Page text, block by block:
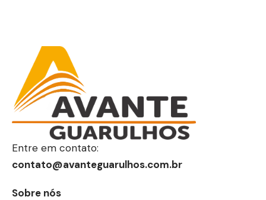
Entre em contato:
contato@avanteguarulhos.com.br
Sobre nós